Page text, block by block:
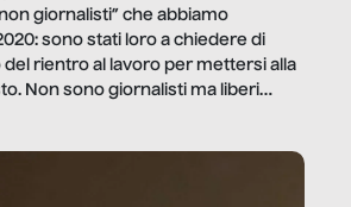
giornalisti” che abbiamo
sono stati loro a chiedere di
del rientro al lavoro per mettersi alla
Non sono giornalisti ma liberi